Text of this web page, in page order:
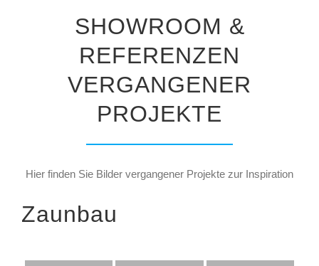
SHOWROOM &
REFERENZEN
VERGANGENER
PROJEKTE
Hier finden Sie Bilder vergangener Projekte zur Inspiration
Zaunbau